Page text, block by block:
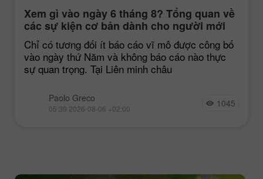
Xem gì vào ngày 6 tháng 8? Tổng quan về
các sự kiện cơ bản dành cho người mới
bắt đầu
Chỉ có tương đối ít báo cáo vĩ mô được công bố
vào ngày thứ Năm và không báo cáo nào thực
sự quan trọng. Tại Liên minh châu
Paolo Greco
05:39 2026-08-06 +02:00 1045